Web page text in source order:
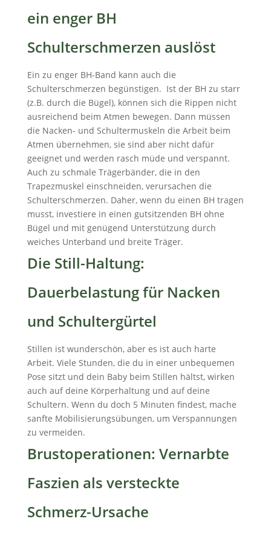
ein enger BH
Schulterschmerzen auslöst
Ein zu enger BH-Band kann auch die
Schulterschmerzen begünstigen. Ist der BH zu starr
(z.B. durch die Bügel), können sich die Rippen nicht
ausreichend beim Atmen bewegen. Dann müssen
die Nacken- und Schultermuskeln die Arbeit beim
Atmen übernehmen, sie sind aber nicht dafür
geeignet und werden rasch müde und verspannt.
Auch zu schmale Trägerbänder, die in den
Trapezmuskel einschneiden, verursachen die
Schulterschmerzen. Daher, wenn du einen BH tragen
musst, investiere in einen gutsitzenden BH ohne
Bügel und mit genügend Unterstützung durch
weiches Unterband und breite Träger.
Die Still-Haltung:
Dauerbelastung für Nacken
und Schultergürtel
Stillen ist wunderschön, aber es ist auch harte
Arbeit. Viele Stunden, die du in einer unbequemen
Pose sitzt und dein Baby beim Stillen hältst, wirken
auch auf deine Körperhaltung und auf deine
Schultern. Wenn du doch 5 Minuten findest, mache
sanfte Mobilisierungsübungen, um Verspannungen
zu vermeiden.
Brustoperationen: Vernarbte
Faszien als versteckte
Schmerz-Ursache